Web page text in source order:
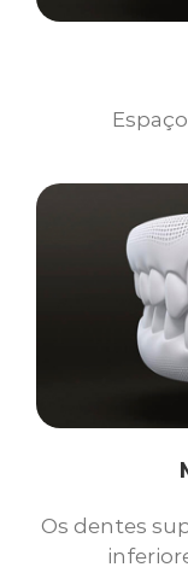
Os dentes